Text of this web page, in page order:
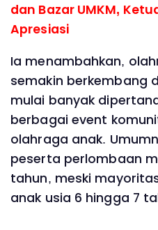
dan Bazar UMKM,
Apresiasi
Ia menambahkan,
semakin berkembang
mulai banyak
berbagai event
olahraga anak.
peserta perlombaan
tahun, meski
anak usia 6 hingga 7